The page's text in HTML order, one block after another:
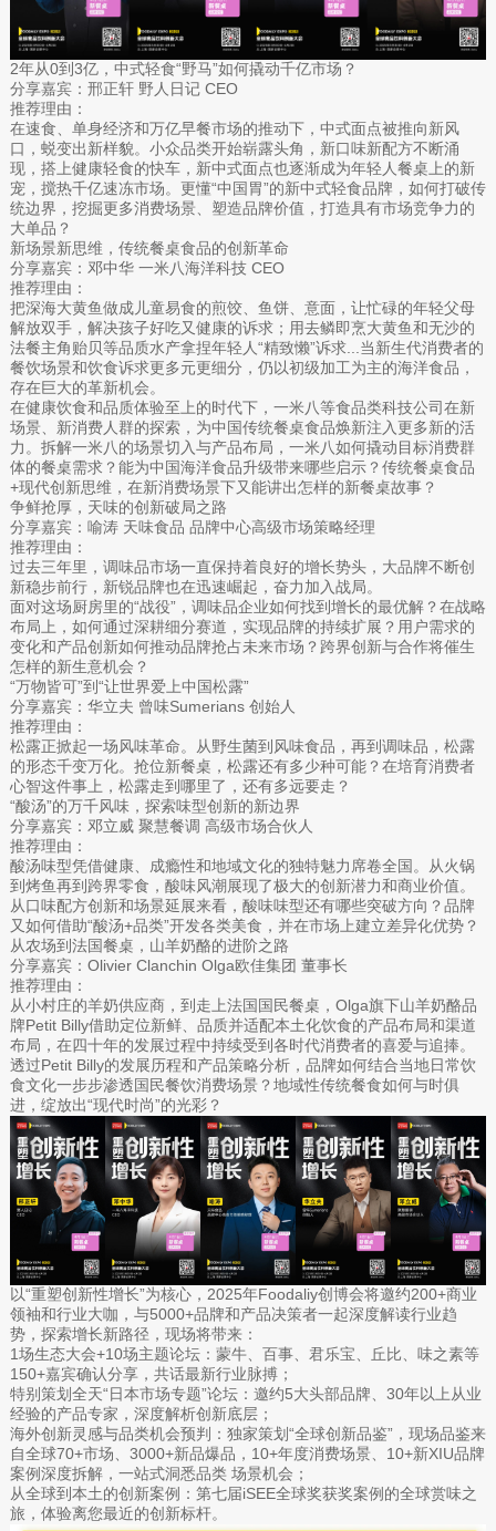
2年从0到3亿，中式轻食“野马”如何撬动千亿市场？
分享嘉宾：邢正轩 野人日记 CEO
推荐理由：
在速食、单身经济和万亿早餐市场的推动下，中式面点被推向新风
口，蜕变出新样貌。小众品类开始崭露头角，新口味新配方不断涌
现，搭上健康轻食的快车，新中式面点也逐渐成为年轻人餐桌上的新
宠，搅热千亿速冻市场。更懂“中国胃”的新中式轻食品牌，如何打破传
统边界，挖掘更多消费场景、塑造品牌价值，打造具有市场竞争力的
大单品？
新场景新思维，传统餐桌食品的创新革命
分享嘉宾：邓中华 一米八海洋科技 CEO
推荐理由：
把深海大黄鱼做成儿童易食的煎饺、鱼饼、意面，让忙碌的年轻父母
解放双手，解决孩子好吃又健康的诉求；用去鳞即烹大黄鱼和无沙的
法餐主角贻贝等品质水产拿捏年轻人“精致懒”诉求...当新生代消费者的
餐饮场景和饮食诉求更多元更细分，仍以初级加工为主的海洋食品，
存在巨大的革新机会。
在健康饮食和品质体验至上的时代下，一米八等食品类科技公司在新
场景、新消费人群的探索，为中国传统餐桌食品焕新注入更多新的活
力。拆解一米八的场景切入与产品布局，一米八如何撬动目标消费群
体的餐桌需求？能为中国海洋食品升级带来哪些启示？传统餐桌食品
+现代创新思维，在新消费场景下又能讲出怎样的新餐桌故事？
争鲜抢厚，天味的创新破局之路
分享嘉宾：喻涛 天味食品 品牌中心高级市场策略经理
推荐理由：
过去三年里，调味品市场一直保持着良好的增长势头，大品牌不断创
新稳步前行，新锐品牌也在迅速崛起，奋力加入战局。
面对这场厨房里的“战役”，调味品企业如何找到增长的最优解？在战略
布局上，如何通过深耕细分赛道，实现品牌的持续扩展？用户需求的
变化和产品创新如何推动品牌抢占未来市场？跨界创新与合作将催生
怎样的新生意机会？
“万物皆可”到“让世界爱上中国松露”
分享嘉宾：华立夫 曾味Sumerians 创始人
推荐理由：
松露正掀起一场风味革命。从野生菌到风味食品，再到调味品，松露
的形态千变万化。抢位新餐桌，松露还有多少种可能？在培育消费者
心智这件事上，松露走到哪里了，还有多远要走？
“酸汤”的万千风味，探索味型创新的新边界
分享嘉宾：邓立威 聚慧餐调 高级市场合伙人
推荐理由：
酸汤味型凭借健康、成瘾性和地域文化的独特魅力席卷全国。从火锅
到烤鱼再到跨界零食，酸味风潮展现了极大的创新潜力和商业价值。
从口味配方创新和场景延展来看，酸味味型还有哪些突破方向？品牌
又如何借助“酸汤+品类”开发各类美食，并在市场上建立差异化优势？
从农场到法国餐桌，山羊奶酪的进阶之路
分享嘉宾：Olivier Clanchin Olga欧佳集团 董事长
推荐理由：
从小村庄的羊奶供应商，到走上法国国民餐桌，Olga旗下山羊奶酪品
牌Petit Billy借助定位新鲜、品质并适配本土化饮食的产品布局和渠道
布局，在四十年的发展过程中持续受到各时代消费者的喜爱与追捧。
透过Petit Billy的发展历程和产品策略分析，品牌如何结合当地日常饮
食文化一步步渗透国民餐饮消费场景？地域性传统餐食如何与时俱
进，绽放出“现代时尚”的光彩？
以“重塑创新性增长”为核心，2025年Foodaliy创博会将邀约200+商业
领袖和行业大咖，与5000+品牌和产品决策者一起深度解读行业趋
势，探索增长新路径，现场将带来：
1场生态大会+10场主题论坛：蒙牛、百事、君乐宝、丘比、味之素等
150+嘉宾确认分享，共话最新行业脉搏；
特别策划全天“日本市场专题”论坛：邀约5大头部品牌、30年以上从业
经验的产品专家，深度解析创新底层；
海外创新灵感与品类机会预判：独家策划“全球创新品鉴”，现场品鉴来
自全球70+市场、3000+新品爆品，10+年度消费场景、10+新XIU品牌
案例深度拆解，一站式洞悉品类 场景机会；
从全球到本土的创新案例：第七届iSEE全球奖获奖案例的全球赏味之
旅，体验离您最近的创新标杆。